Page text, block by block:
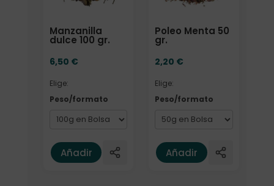
Manzanilla
dulce 100 gr.
6,50 €
Elige:
Peso/formato
Añadir
Poleo Menta 50
gr.
2,20 €
Elige:
Peso/formato
Añadir